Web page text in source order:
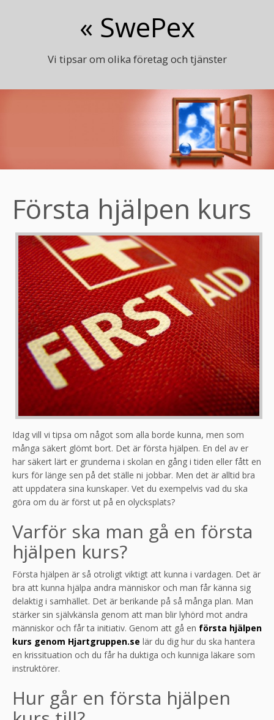
« SwePex
Vi tipsar om olika företag och tjänster
Första hjälpen kurs
Idag vill vi tipsa om något som alla borde kunna, men som
många säkert glömt bort. Det är första hjälpen. En del av er
har säkert lärt er grunderna i skolan en gång i tiden eller fått en
kurs för länge sen på det ställe ni jobbar. Men det är alltid bra
att uppdatera sina kunskaper. Vet du exempelvis vad du ska
göra om du är först ut på en olycksplats?
Varför ska man gå en första
hjälpen kurs?
Första hjälpen är så otroligt viktigt att kunna i vardagen. Det är
bra att kunna hjälpa andra människor och man får känna sig
delaktig i samhället. Det är berikande på så många plan. Man
stärker sin självkänsla genom att man blir lyhörd mot andra
människor och får ta initiativ. Genom att gå en första hjälpen
kurs genom Hjartgruppen.se lär du dig hur du ska hantera
en krissituation och du får ha duktiga och kunniga läkare som
instruktörer.
Hur går en första hjälpen